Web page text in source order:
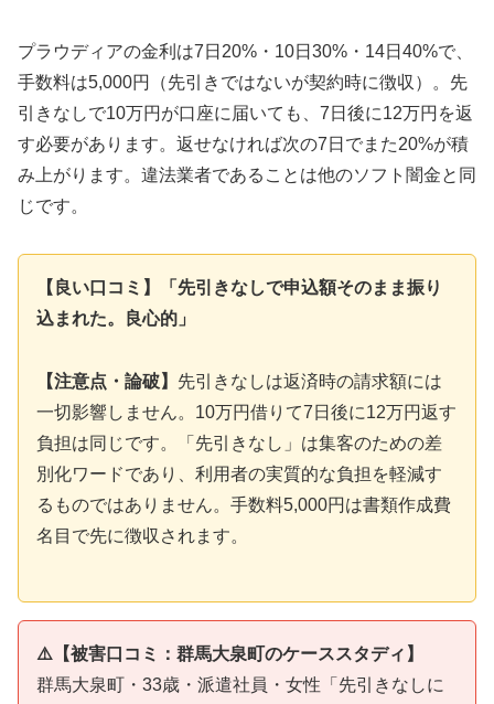
プラウディアの金利は7日20%・10日30%・14日40%で、
手数料は5,000円（先引きではないが契約時に徴収）。先
引きなしで10万円が口座に届いても、7日後に12万円を返
す必要があります。返せなければ次の7日でまた20%が積
み上がります。違法業者であることは他のソフト闇金と同
じです。
【良い口コミ】「先引きなしで申込額そのまま振り
込まれた。良心的」
【注意点・論破】 先引きなしは返済時の請求額には
一切影響しません。10万円借りて7日後に12万円返す
負担は同じです。「先引きなし」は集客のための差
別化ワードであり、利用者の実質的な負担を軽減す
るものではありません。手数料5,000円は書類作成費
名目で先に徴収されます。
⚠️【被害口コミ：群馬大泉町のケーススタディ】
群馬大泉町・33歳・派遣社員・女性「先引きなしに